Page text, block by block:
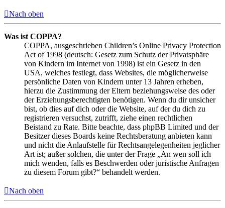
Nach oben
Was ist COPPA?
COPPA, ausgeschrieben Children’s Online Privacy Protection
Act of 1998 (deutsch: Gesetz zum Schutz der Privatsphäre
von Kindern im Internet von 1998) ist ein Gesetz in den
USA, welches festlegt, dass Websites, die möglicherweise
persönliche Daten von Kindern unter 13 Jahren erheben,
hierzu die Zustimmung der Eltern beziehungsweise des oder
der Erziehungsberechtigten benötigen. Wenn du dir unsicher
bist, ob dies auf dich oder die Website, auf der du dich zu
registrieren versuchst, zutrifft, ziehe einen rechtlichen
Beistand zu Rate. Bitte beachte, dass phpBB Limited und der
Besitzer dieses Boards keine Rechtsberatung anbieten kann
und nicht die Anlaufstelle für Rechtsangelegenheiten jeglicher
Art ist; außer solchen, die unter der Frage „An wen soll ich
mich wenden, falls es Beschwerden oder juristische Anfragen
zu diesem Forum gibt?“ behandelt werden.
Nach oben